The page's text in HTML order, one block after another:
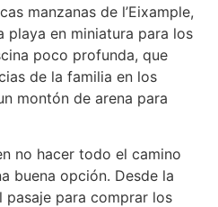
manzanas de l’Eixample,
playa en miniatura para los
poco profunda, que
de la familia en los
montón de arena para
no hacer todo el camino
buena opción. Desde la
pasaje para comprar los